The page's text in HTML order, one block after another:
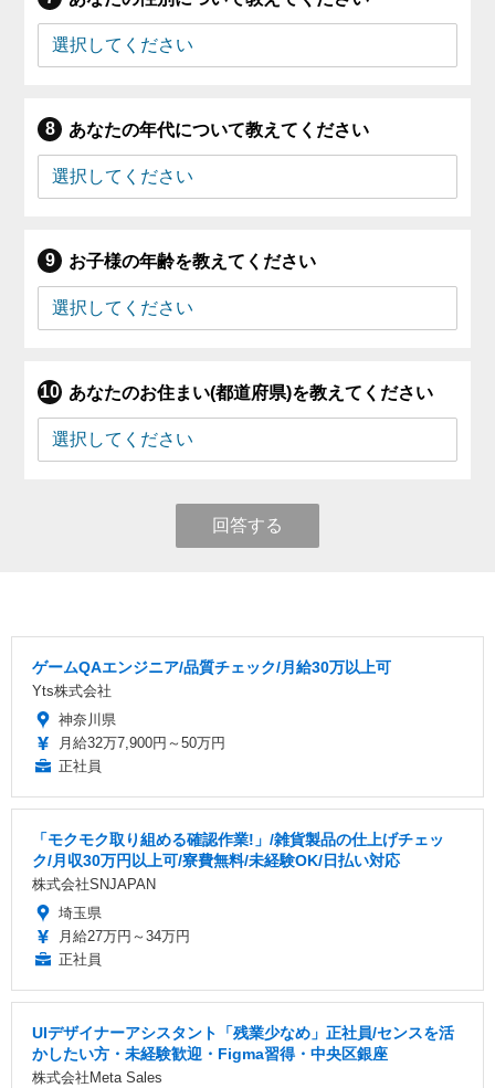
あなたの年代について教えてください
お子様の年齢を教えてください
あなたのお住まい(都道府県)を教えてください
回答する
ゲームQAエンジニア/品質チェック/月給30万以上可
Yts株式会社
神奈川県
月給32万7,900円～50万円
正社員
「モクモク取り組める確認作業!」/雑貨製品の仕上げチェッ
ク/月収30万円以上可/寮費無料/未経験OK/日払い対応
株式会社SNJAPAN
埼玉県
月給27万円～34万円
正社員
UIデザイナーアシスタント「残業少なめ」正社員/センスを活
かしたい方・未経験歓迎・Figma習得・中央区銀座
株式会社Meta Sales